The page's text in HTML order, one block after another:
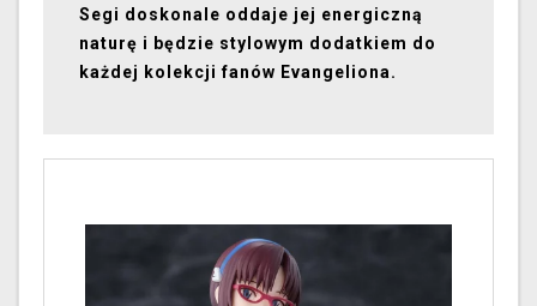
Segi doskonale oddaje jej energiczną
naturę i będzie stylowym dodatkiem do
każdej kolekcji fanów Evangeliona.